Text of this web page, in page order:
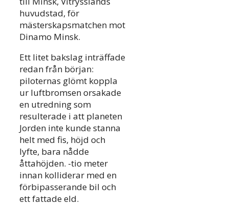
huvudstad, för
mästerskapsmatchen mot
Dinamo Minsk.
Ett litet bakslag inträffade
redan från början:
piloternas glömt koppla
ur luftbromsen orsakade
en utredning som
resulterade i att planeten
Jorden inte kunde stanna
helt med fis, höjd och
lyfte, bara nådde
åttahöjden. -tio meter
innan kolliderar med en
förbipasserande bil och
ett fattade eld.